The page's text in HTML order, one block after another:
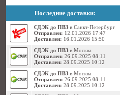
Последние доставки:
СДЭК до ПВЗ в Санкт-Петербург
Отправлен: 12.01.2026 17:47
Доставлен: 16.01.2026 15:50
СДЭК до ПВЗ в Москва
Отправлен: 26.09.2025 08:11
Доставлен: 28.09.2025 10:12
СДЭК до ПВЗ в Москва
Отправлен: 26.09.2025 08:11
Доставлен: 28.09.2025 10:12